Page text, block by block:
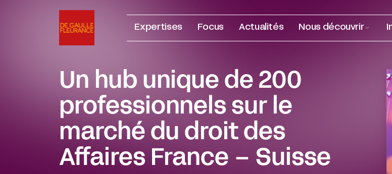
Expertises Focus Actualités Nous découvrir
Un hub unique de 200
professionnels sur le
marché du droit des
Affaires France – Suisse